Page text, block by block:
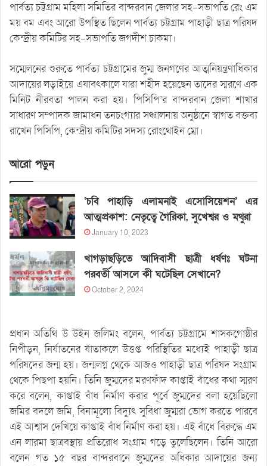
পার্বত্য চট্টগ্রাম মহিলা সমিতির বান্দরবান জেলার সহ-সভাপতি রেং এম
ময় বম এবং আরো উপস্থিত ছিলেন পার্বত্য চট্টগ্রাম পাহাড়ী ছাত্র পরিষদ
কেন্দ্রীয় কমিটির সহ-সভাপতি জগদীশ চাকমা।
সম্মেলনের শুরুতে পার্বত্য চট্টগ্রামের জুম্ম জনগণের আত্মনিয়ন্ত্রণাধিকার
আদায়ের লড়াইয়ে এযাবৎকালে যারা শহীদ হয়েছেন তাদের স্মরণে এক
মিনিট নীরবতা পালন করা হয়। পিসিপি’র বান্দরবান জেলা শাখার
সাধারণ সম্পাদক জামাধন তনচংগ্যার সঞ্চালনায় অনুষ্ঠানে স্বাগত বক্তব্য
রাখেন পিসিপি, কেন্দ্রীয় কমিটির সদস্য রোংথোইন ম্রো।
আরো পড়ুন
‘চবি পাহাড়ি এলামনাই এসোসিয়েশন’ এর
আত্মপ্রকাশ: নেতৃত্বে গৈরিকা, সুখেশ্বর ও মথুরা
January 10, 2023
খাগড়াছড়িতে আদিবাসী ছাত্রী ধর্ষণঃ ঘটনা
পরবর্তী আসলে কী ঘটেছিল সেখানে?
October 2, 2024
প্রধান অতিথি উ উইন জলিমং বলেন, পার্বত্য চট্টগ্রামে শাসকগোষ্ঠীর
নিপীড়ন, নির্যাতনের যাঁতাকলে উত্তপ্ত পরিস্থিতির মধ্যেই পাহাড়ী ছাত্র
পরিষদের জন্ম হয়। জন্মলগ্ন থেকে আজও পাহাড়ী ছাত্র পরিষদ সংগ্রাম
থেকে পিছপা হয়নি। তিনি জুম্মদের মরণফাঁদ কাপ্তাই বাঁধের কথা স্মরণ
করে বলেন, কাপ্তাই বাঁধ নির্মাণ করার পূর্বে জুম্মদের বলা হয়েছিলো
জমির বদলে জমি, বিনামূল্যে বিদ্যুৎ সুবিধা জুম্মরা ভোগ করতে পারবে
এই আশ্বাস দেখিয়ে কাপ্তাই বাঁধ নির্মাণ করা হয়। এই বাঁধে বিরুদ্ধে এম
এন লারমা ছাত্রবস্থায় প্রতিরোধ সংগ্রাম গড়ে তুলেছিলেন। তিনি আরো
বলেন গত ১৫ বছর বান্দরবানে জুম্মদের অধিকার আদায়ের জন্য